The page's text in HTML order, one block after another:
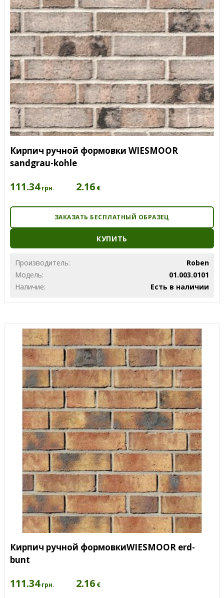
Кирпич ручной формовки WIESMOOR
sandgrau-kohle
111.34 грн. 2.16 €
ЗАКАЗАТЬ БЕСПЛАТНЫЙ ОБРАЗЕЦ
КУПИТЬ
Производитель:
Roben
Модель:
01.003.0101
Наличие:
Есть в наличии
Кирпич ручной формовкиWIESMOOR erd-
bunt
111.34 грн. 2.16 €